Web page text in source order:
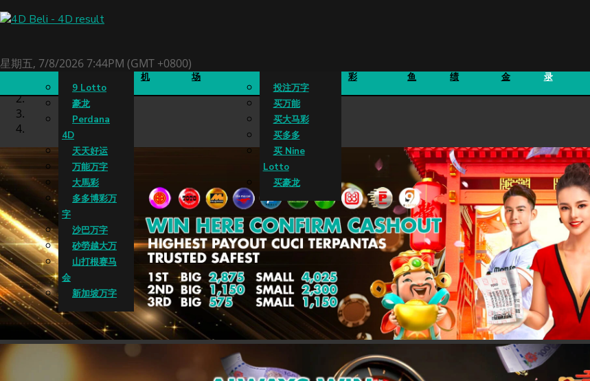
星期五, 7/8/2026 7:44PM (GMT +0800)
4D成绩
9 Lotto
豪龙
Perdana
4D
天天好运
万能万字
大馬彩
多多博彩万
字
沙巴万字
砂勞越大万
山打根赛马
会
新加坡万字
老虎
机
场
投注万字
买万能
买大马彩
买多多
买 Nine
Lotto
买豪龙
彩
鱼
绩
金
录